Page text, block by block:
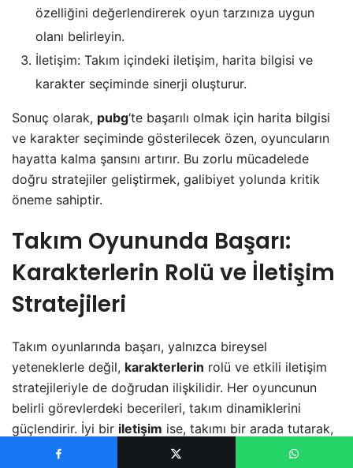
özelliğini değerlendirerek oyun tarzınıza uygun
olanı belirleyin.
İletişim: Takım içindeki iletişim, harita bilgisi ve
karakter seçiminde sinerji oluşturur.
Sonuç olarak, pubg‘te başarılı olmak için harita bilgisi
ve karakter seçiminde gösterilecek özen, oyuncuların
hayatta kalma şansını artırır. Bu zorlu mücadelede
doğru stratejiler geliştirmek, galibiyet yolunda kritik
öneme sahiptir.
Takım Oyununda Başarı:
Karakterlerin Rolü ve İletişim
Stratejileri
Takım oyunlarında başarı, yalnızca bireysel
yeteneklerle değil, karakterlerin rolü ve etkili iletişim
stratejileriyle de doğrudan ilişkilidir. Her oyuncunun
belirli görevlerdeki becerileri, takım dinamiklerini
güçlendirir. İyi bir iletişim ise, takımı bir arada tutarak,
zorluklarla başa çıkma yeteneğini artırır. Nitekim,